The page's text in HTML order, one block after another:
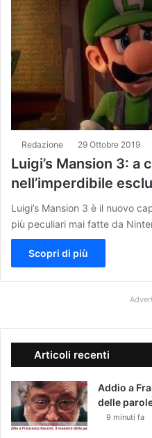
Redazione 29 Ottobre 2019
Luigi’s Mansion 3: a
nell’imperdibile
Luigi’s Mansion 3 è il nuovo
più peculiari mai fatte da
Scopri di più
Articoli recenti
Addio a
delle
9 minuti fa